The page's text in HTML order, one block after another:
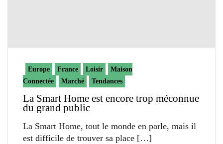
Europe France Loisir
Maison
Connectée
Marché Tendances
La Smart Home est encore trop méconnue
du grand public
La Smart Home, tout le monde en parle, mais il
est difficile de trouver sa place